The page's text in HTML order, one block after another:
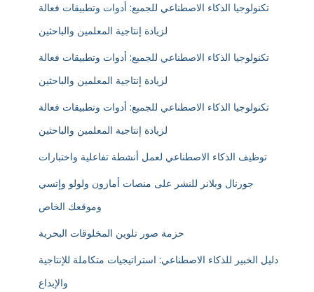
تكنولوجيا الذكاء الاصطناعي للجميع: أدوات وتطبيقات فعالة
لزيادة إنتاجية المعلمين والباحثين
تكنولوجيا الذكاء الاصطناعي للجميع: أدوات وتطبيقات فعالة
لزيادة إنتاجية المعلمين والباحثين
تكنولوجيا الذكاء الاصطناعي للجميع: أدوات وتطبيقات فعالة
لزيادة إنتاجية المعلمين والباحثين
توظيف الذكاء الاصطناعي لعمل أنشطة تفاعلية واختبارات
جورنال وبلانر للنشر على منصات أمازون ولولو وإتسي
وموقعك الخاص
حزمة صور تلوين المخلوقات البحرية
دليل الخبير للذكاء الاصطناعي: استراتيجيات متكاملة للإنتاجية
والإبداع